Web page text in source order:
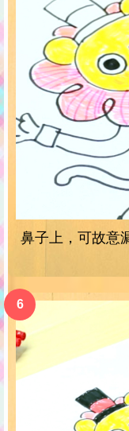
鼻子上，可故意
6